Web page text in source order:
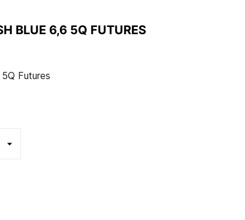
BLUE 6,6 5Q FUTURES
Futures